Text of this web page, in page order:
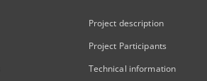
Project description
Project Participants
Technical information